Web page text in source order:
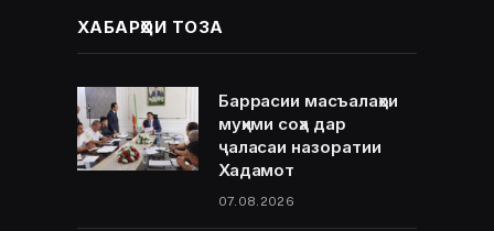
ХАБАРҲОИ ТОЗА
Баррасии масъалаҳои
муҳими соҳа дар
ҷаласаи назоратии
Хадамот
07.08.2026